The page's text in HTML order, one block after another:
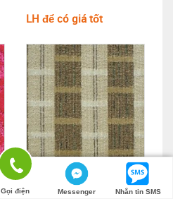
LH để có giá tốt
Gọi điện Messenger Nhắn tin SMS